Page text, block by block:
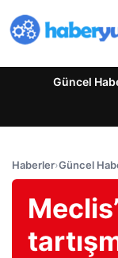
Güncel
Haberler›Güncel